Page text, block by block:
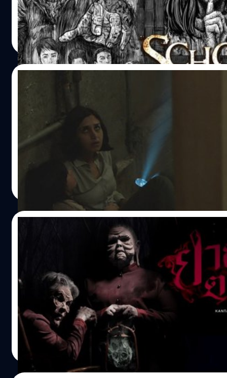
https://www.youtube.com/watch?v=tczvY6nMC8w จุดข
สำคัญนอกจากการอิงรายการทีวีชื่อดังแล้ว ยังเป็นการที่นำเส
หนังเป็น Found Footage/Horror เรื่องแรกของเมืองไทย ใคร
นี้ไม่ออกก็จำพวกหนังอย่าง The Blair Witch Project (1999)
เป็นต้นตำหรับแนวนี้นั่นล่ะครับ หลักๆก็มักเล่าเรื่องคล้ายกันว่า
ฟุตเทจวิดีโอที่อาจเกี่ยวเนื่องกับเรื่องลึกลับหรือคดีที่มีคนตาย
หายตัวไป เมื่อนำมาเปิดดูก็พบว่าผู้ที่ถ่ายวิดีโอดังกล่าวได้เข้าไป
เผชิญกับสถานการณ์แปลกประหลาดที่ไม่อาจอธิบายได้…
กำจร ที่เคยมีผลงานอย่าง รักจัดหนัก (2554) และซีรีส์ ฝัน / เ
/ โลก (The Change Company) (2557) มาขายไอเดียหนังผีแ
แปลกที่ไม่ค่อยคุ้นเคยในบ้านเราดู ส่วนจะเป็นอย่างไรนั้น เรื่อง
ว่า.. School Tales เล่าถึงโรงเรียนแห่งหนึ่งซึ่งมีตำนานผีประจำ
โรงเรียนมากมาย ในวันหนึ่งสมาชิกชมรมดุริยางค์ของโรงเรียน
หนึ่งทำการจุดเทียนเล่าเรื่องผี แบบในพวกเรื่องเล่าญี่ปุ่นที่เล่า
เรื่องก็เป่าเทียนให้ดับไปหนึ่งเล่ม โดยแต่ละคนก็ประกอบด้วย
เพื่อนสนิทสองสาวที่มีเรื่องผิดใจกันอย่าง เมย์ และ ครีม สุดท้
เพื่อนปากเก่งอย่าง สอง และ พีท โดยการกระทำของทั้งหมดอ
สายตาของ โอม รุ่นพี่หัวหน้าชมรมที่ไม่มีน้องคนไหนเคารพ กั
เพื่อนสาวคนสนิทของโอมที่แสนลึกลับและหมกตัวอยู่ในห้องช
วิทยาศาสตร์อยู่เสมอ ซึ่งแน่นอนครับเมื่อลองดีอยากเจอผี ทั้
จะได้เจอตามหลักหนังผี ในเรื่องเล่าฝั่งผีนั้นก็มีหลากหลายคา
เตอร์ตั้งแต่ ยักษ์ ผีนักเรียนที่ใส่ขาเหล็กและมักปรากฏกายที่ตึ
เก่า พร้อมเสียงถามเหยื่อว่า อยู่ไหน ซึ่งหากใครตอบรับมันก็จ
ฆ่าตรงที่มันเคยถูกกลั่นแกล้งจนตาย ภาวดี ผีดาวชมรมดนตรี
ที่ใครไปเล่นฟรุต 9 โน้ตที่หน้ากระจกที่เธอถูกฆ่าตายจะถูกเธอ
จนถึงแก่ความตายตามกัน ผีห้องสมุด ที่หากใครไปตะโกนเสีย
ห้องสมุดยามค่ำคืน จะมีเสียงชู่ให้เงียบดังมา จากนั้นผีห้องสมุ
ติดตามคนๆนั้นเพื่อเปิดใบหน้าของมันให้ชมก่อนตาย และสุดท้
ตำนานผีอาคาร 3 ที่เล่าว่าจะมีห้องๆหนึ่งที่เปิดไฟทิ้งไว้ ใครก็
ไปปิดมันจะเจอผีใส่หน้ากากไล่ล่าจนตาย…
ธนพล น้อยชูชื่น| 3491 days ago
Read More
Under the Shadow เป็นหนังผีที่มีโปสเตอร์ราวกับหนังเกรดบี
หนังมาแรงด้วยการโปรโมทว่าเป็นหนังผีที่ดีเยี่ยม กระแสวิจาร
งดงามอย่างเว็บมะเขือเน่าก็ยื้อคะแนนไว้แรงถึง 100% เต็ม เฉ
คะแนนสูงถึง 8.1/10 ก่อนจะถูกกระชากมาหนึ่งเน่าแบบไม่ได้รั
อะไรจริงจัง ปัจจุบันคาอยู่ที่ 98% ความดีงามของมันยังทำให้ป
อังกฤษที่มีหนังเยี่ยมๆออกมาในหนึ่งปีก็เยอะ แต่กลับเลือกหนัง
ส่งเข้าชิงออสการ์สาขาหนังต่างประเทศยอดเยี่ยมด้วย ว่ากันข
แล้ว เหมือนมีแรงลึกลับบางอย่างเชื้อชวนให้เราต้องลองเสี่ยงไ
สนใจหน้าหนังเข้าไปลองหลอนกันดูล่ะครับ ว่ามันมีดีอะไร หนัง
ด้วยการเล่าภูมิหลังของเรื่อง ว่าเกิดในปี 1988 ปีที่ประเทศอิหร่
กำลังสู้รบกับประเทศอิรักในสงคราม 8 ปี (1980-1988) โดยจุด
กำเนิดของสงครามนี้ต้องย้อนไปตั้งแต่ปี 1979 เมื่ออิหร่านเกิด
เปลี่ยนแปลงปฏิวัติวัฒนธรรมในประเทศ กลายมาเป็นรัฐอิสลา
แท้จริง นายรูฮุลลอฮ์ โคมัยนี ได้ก้าวขึ้นมาเป็นทั้งผู้นำประเทศแ
ผู้นำศาสนาพร้อมกัน โดยเขามีนโยบายขยายอิทธิพลของศาสน
อิสลามนิกายชีอะฮ์ของอิหร่านให้กว้างไกลไปในประเทศเพื่อน
และกลุ่มประเทศตะวันออกกลาง เป็นเรื่องก็ตรงประเทศอิรัก
กันแถมมีปมเรื่องข้อพิพาทชายแดนมาก่อนแล้ว ดันมีประชากร
ใหญ่นับถือนิกายชีอะฮ์ แต่กลุ่มผู้ปกครองประเทศอิรักน่ะนับถื
นิกายหนึ่งคือนิกายซุนนี ผู้นำอิรักสายแข็งกร้าวในตอนนั้นอย่า
ดัม ฮุสเซน ก็ไม่พอใจสิครับ ที่อิหร่านทำให้ประชาชนกระด้าง
| 3584 days ago
ยายกะลา ตากะลี: ฟื้นตำนานซีรีส์เขย่าขวัญหลัง
เคยจำบรรยากาศนอนตัวขดในผ้าห่ม เอานิ้วมือปิดตา ขนหัวลุ
ละครสั้นสยองขวัญที่มีผี หรือเหตุการณ์เหนือธรรมชาติ ซึ่งน่า
แบบไม่บันยะบันยัง ในช่วงรายการทีวีหลังละครภาคค่ำกันได้มั้
เมื่อก่อนนี่ฮิตมากพอถึงคืนวันอังคาร วันพุธ ต้องจับกลุ่มเพื่อน
น้องมาล้อมวงดูทุกสัปดาห์ บรรยากาศเหล่านั้นเริ่มห่างหายไป
รายการเจ้าหลักในตอนนี้อย่าง คนอวดผี ก็ยังไม่ตอบโจทย์คว
กลัวแบบเก่าๆได้พอ ปีนี้ช่อง 7 สี ที่เคยมีผลงานรายการสยอง
เคยคุกคามหัวจิตหัวใจคนดูในช่วงค่ำคืนหลังละครจบมาแล้ว
ธนพล น้อยชูชื่น | 3620 days ago
Read More